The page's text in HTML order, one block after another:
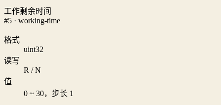
工作剩余时间
#5 · working-time
格式
uint32
读写
R / N
值
0 ~ 30，步长 1